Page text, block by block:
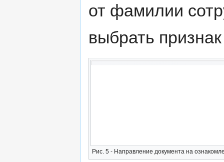
от фамилии
выбрать
Рис. 5 - Направление документа на